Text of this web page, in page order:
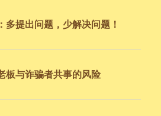
多提出问题，少解决问题！
板与诈骗者共事的风险